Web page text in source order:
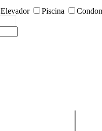
Elevador Piscina